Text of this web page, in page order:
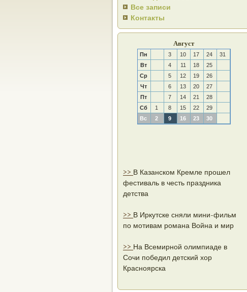
Все записи
Контакты
Август
Пн 3 10 17 24
31
Вт
4 11 18
25
Ср
5 12 19
26
Чт
6 13 20
27
Пт
7 14 21
28
Сб
1 8 15 22
29
Вс
2 9 16 23 30
>> В Казанском Кремле прошел
фестиваль в честь праздника
детства
>> В Иркутске сняли мини-фильм
по мотивам романа Война и мир
>> На Всемирной олимпиаде в
Сочи победил детский хор
Красноярска